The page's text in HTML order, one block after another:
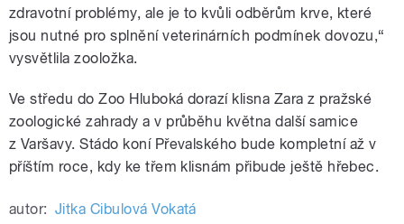
zdravotní problémy, ale je to kvůli odběrům krve, které
jsou nutné pro splnění veterinárních podmínek dovozu,“
vysvětlila zooložka.
Ve středu do Zoo Hluboká dorazí klisna Zara z pražské
zoologické zahrady a v průběhu května další samice
z Varšavy. Stádo koní Převalského bude kompletní až v
příštím roce, kdy ke třem klisnám přibude ještě hřebec.
autor: Jitka Cibulová Vokatá